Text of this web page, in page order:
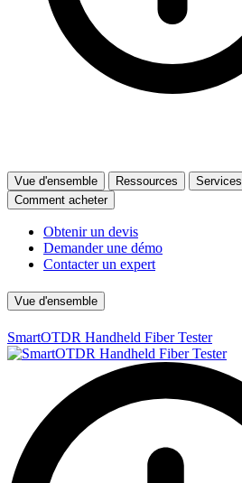
Vue d'ensemble Ressources Services
Comment acheter
Obtenir un devis
Demander une démo
Contacter un expert
Vue d'ensemble
SmartOTDR Handheld Fiber Tester